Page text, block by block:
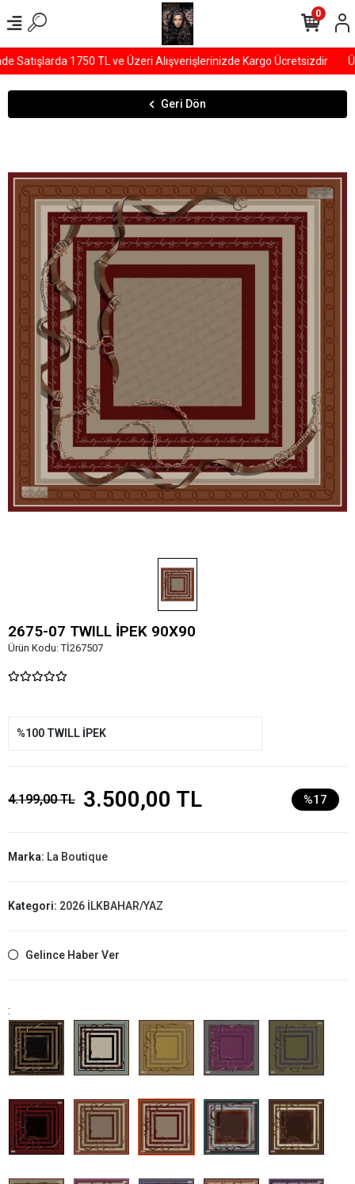
1750 TL ve Üzeri Alışverişlerinizde Kargo Ücretsizdir
0
Geri Dön
2675-07 TWILL İPEK 90X90
Ürün Kodu:Tİ267507
%100 TWILL İPEK
4.199,00 TL 3.500,00 TL %17
Marka: La Boutique
Kategori: 2026 İLKBAHAR/YAZ
Gelince Haber Ver
: